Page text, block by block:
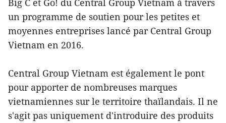
un programme de soutien pour les petites et
moyennes entreprises lancé par Central Group
Vietnam en 2016.
Central Group Vietnam est également le pont
pour apporter de nombreuses marques
vietnamiennes sur le territoire thaïlandais. Il ne
s'agit pas uniquement d'introduire des produits